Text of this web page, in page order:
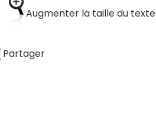
Augmenter la taille du texte
Partager